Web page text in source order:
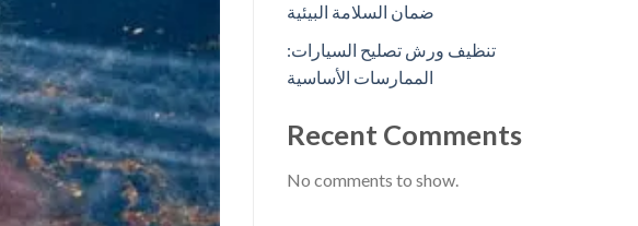
ضمان السلامة البيئية
تنظيف ورش تصليح السيارات:
الممارسات الأساسية
Recent Comments
No comments to show.